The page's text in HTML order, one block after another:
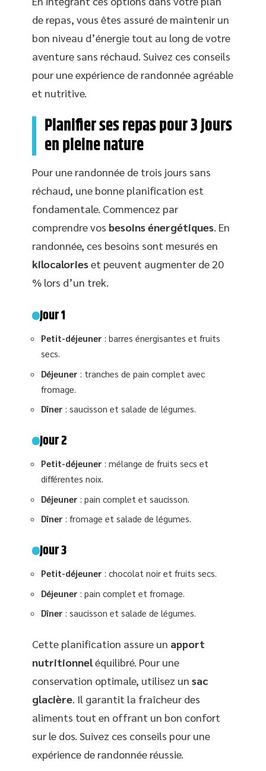
de repas, vous êtes assuré de maintenir un
bon niveau d’énergie tout au long de votre
aventure sans réchaud. Suivez ces conseils
pour une expérience de randonnée agréable
et nutritive.
Planifier ses repas pour 3 jours
en pleine nature
Pour une randonnée de trois jours sans
réchaud, une bonne planification est
fondamentale. Commencez par
comprendre vos besoins énergétiques. En
randonnée, ces besoins sont mesurés en
kilocalorieset peuvent augmenter de 20
% lors d’un trek.
Jour 1
Petit-déjeuner : barres énergisantes et fruits
secs.
Déjeuner : tranches de pain complet avec
fromage.
Dîner : saucisson et salade de légumes.
Jour 2
Petit-déjeuner : mélange de fruits secs et
différentes noix.
Déjeuner : pain complet et saucisson.
Dîner : fromage et salade de légumes.
Jour 3
Petit-déjeuner : chocolat noir et fruits secs.
Déjeuner : pain complet et fromage.
Dîner : saucisson et salade de légumes.
Cette planification assure un apport
nutritionnel équilibré. Pour une
conservation optimale, utilisez un sac
glacière . Il garantit la fraîcheur des
aliments tout en offrant un bon confort
sur le dos. Suivez ces conseils pour une
expérience de randonnée réussie.